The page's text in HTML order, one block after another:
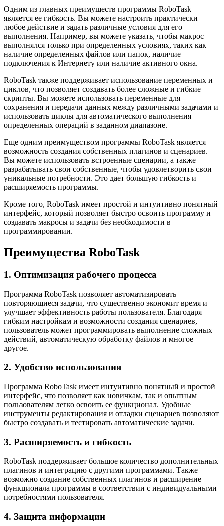
Одним из главных преимуществ программы RoboTask
является ее гибкость. Вы можете настроить практически
любое действие и задать различные условия для его
выполнения. Например, вы можете указать, чтобы макрос
выполнялся только при определенных условиях, таких как
наличие определенных файлов или папок, наличие
подключения к Интернету или наличие активного окна.
RoboTask также поддерживает использование переменных и
циклов, что позволяет создавать более сложные и гибкие
скрипты. Вы можете использовать переменные для
сохранения и передачи данных между различными задачами и
использовать циклы для автоматического выполнения
определенных операций в заданном диапазоне.
Еще одним преимуществом программы RoboTask является
возможность создания собственных плагинов и сценариев.
Вы можете использовать встроенные сценарии, а также
разрабатывать свои собственные, чтобы удовлетворить свои
уникальные потребности. Это дает большую гибкость и
расширяемость программы.
Кроме того, RoboTask имеет простой и интуитивно понятный
интерфейс, который позволяет быстро освоить программу и
создавать макросы и задачи без необходимости в
программировании.
Преимущества RoboTask
1. Оптимизация рабочего процесса
Программа RoboTask позволяет автоматизировать
повторяющиеся задачи, что существенно экономит время и
улучшает эффективность работы пользователя. Благодаря
гибким настройкам и возможности создания сценариев,
пользователь может программировать выполнение сложных
действий, автоматическую обработку файлов и многое
другое.
2. Удобство использования
Программа RoboTask имеет интуитивно понятный и простой
интерфейс, что позволяет как новичкам, так и опытным
пользователям легко освоить ее функционал. Удобные
инструменты редактирования и отладки сценариев позволяют
быстро создавать и тестировать автоматические задачи.
3. Расширяемость и гибкость
RoboTask поддерживает большое количество дополнительных
плагинов и интеграцию с другими программами. Также
возможно создание собственных плагинов и расширение
функционала программы в соответствии с индивидуальными
потребностями пользователя.
4. Защита информации